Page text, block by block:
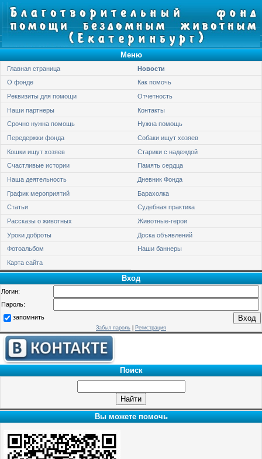
Меню
Главная страница
Новости
О фонде
Как помочь
Реквизиты для помощи
Отчетность
Наши партнеры
Контакты
Срочно нужна помощь
Нужна помощь
Передержки фонда
Собаки ищут хозяев
Кошки ищут хозяев
Старики с надеждой
Счастливые истории
Память сердца
Наша деятельность
Дневник Фонда
График мероприятий
Барахолка
Статьи
Судебная практика
Рассказы о животных
Животные-герои
Уроки доброты
Доска объявлений
Фотоальбом
Наши баннеры
Карта сайта
Вход
Логин:
Пароль:
запомнить
Забыл пароль Регистрация
Поиск
Вы можете помочь